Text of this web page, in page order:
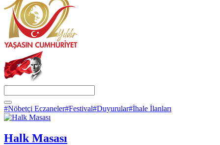
#Nöbetçi Eczaneler#Festival#Duyurular#İhale İlanları
Halk Masası